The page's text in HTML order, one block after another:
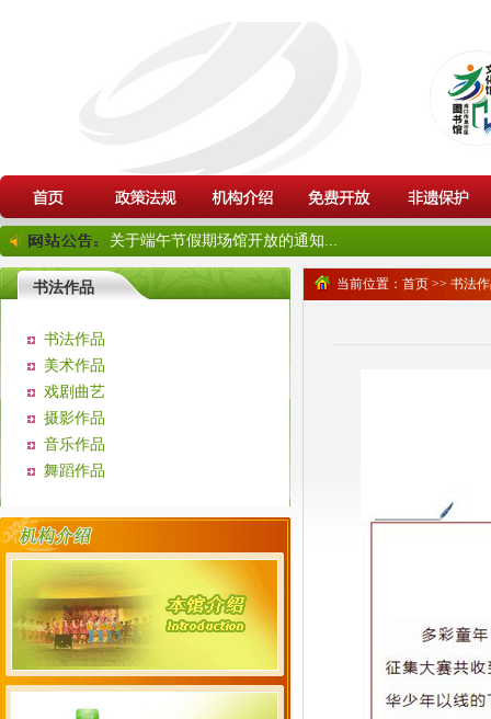
关于端午节假期场馆开放的通知...
书法作品
书法作品
美术作品
戏剧曲艺
摄影作品
音乐作品
舞蹈作品
当前位置： 首页 >> 书法